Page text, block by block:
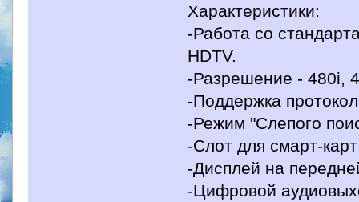
Характеристики:
-Работа со
HDTV.
-Разрешение - 480i,
-Поддержка
-Режим "Слепого
-Слот для смарт-
-Дисплей на
-Цифровой